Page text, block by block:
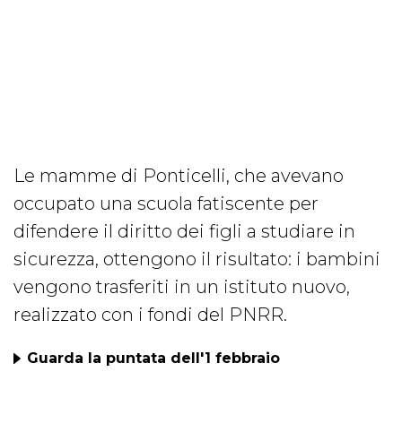
Le mamme di Ponticelli, che avevano
occupato una scuola fatiscente per
difendere il diritto dei figli a studiare in
sicurezza, ottengono il risultato: i bambini
vengono trasferiti in un istituto nuovo,
realizzato con i fondi del PNRR.
Guarda la puntata dell'1 febbraio